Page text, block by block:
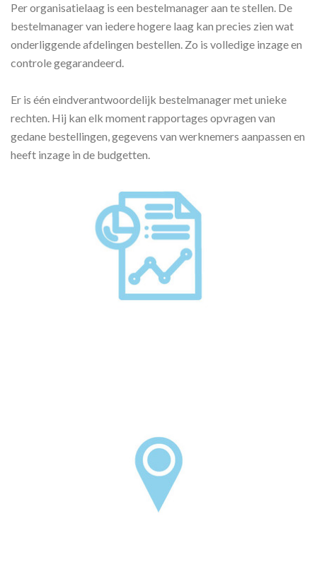
Per organisatielaag is een bestelmanager aan te stellen. De
bestelmanager van iedere hogere laag kan precies zien wat
onderliggende afdelingen bestellen. Zo is volledige inzage en
controle gegarandeerd.
Er is één eindverantwoordelijk bestelmanager met unieke
rechten. Hij kan elk moment rapportages opvragen van
gedane bestellingen, gegevens van werknemers aanpassen en
heeft inzage in de budgetten.